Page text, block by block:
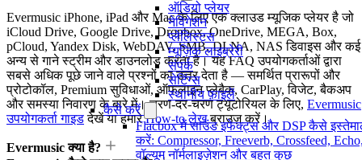
ऑडियो प्लेयर
नेविगेशन
प्लेलिस्ट्स
म्यूज़िक लाइब्रेरी
संपर्क
सेटिंग्स
स्थानीय फ़ाइलें
कैसे करें
Flacbox में साउंड इफेक्ट्स और DSP कैसे
करें: Compressor, Freeverb, Crossfeed,
वॉल्यूम नॉर्मलाइज़ेशन और बहुत कुछ
Evermusic iPhone, iPad और Mac के लिए एक क्लाउड म्यूजिक प्लेयर है जो
iCloud Drive, Google Drive, Dropbox, OneDrive, MEGA, Box,
pCloud, Yandex Disk, WebDAV, SMB, DLNA, NAS डिवाइस और कई
अन्य से गाने स्ट्रीम और डाउनलोड करता है। यह FAQ उपयोगकर्ताओं द्वारा
सबसे अधिक पूछे जाने वाले प्रश्नों का उत्तर देता है — समर्थित प्रारूपों और
प्रोटोकॉल, Premium सुविधाओं, ऑफलाइन प्लेबैक, CarPlay, विजेट, बैकअप
और समस्या निवारण के बारे में। चरण-दर-चरण ट्यूटोरियल के लिए, Evermusic
उपयोगकर्ता गाइडदेखें या हमारेHow-to लेखब्राउज़ करें।
Evermusic क्या है?